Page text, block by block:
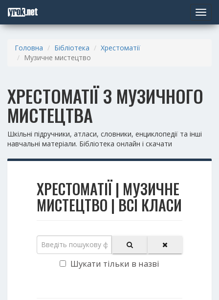
Toggle
Головна Бібліотека
Хрестоматії
Музичне мистецтво
ХРЕСТОМАТІЇ З МУЗИЧНОГО
МИСТЕЦТВА
Шкільні підручники, атласи, словники, енциклопедії та інші
навчальні матеріали. Бібліотека онлайн і скачати
ХРЕСТОМАТІЇ | МУЗИЧНЕ
МИСТЕЦТВО | ВСІ КЛАСИ
Шукати тільки в назві